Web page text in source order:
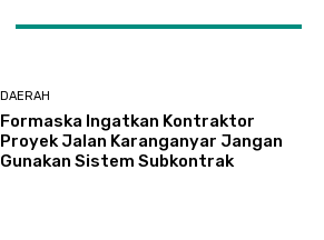
DAERAH
Formaska Ingatkan Kontraktor
Proyek Jalan Karanganyar Jangan
Gunakan Sistem Subkontrak